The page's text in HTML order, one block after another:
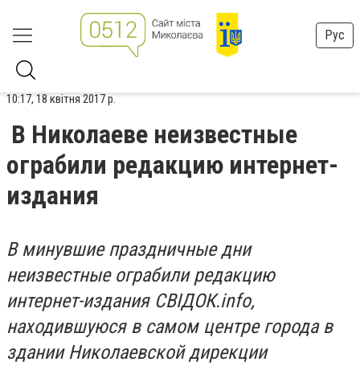
Рус
10:17, 18 квітня 2017 р.
В Николаеве неизвестные
ограбили редакцию интернет-
издания
В минувшие праздничные дни
неизвестные ограбили редакцию
интернет-издания СВIДОК.info,
находившуюся в самом центре города в
здании Николаевской дирекции